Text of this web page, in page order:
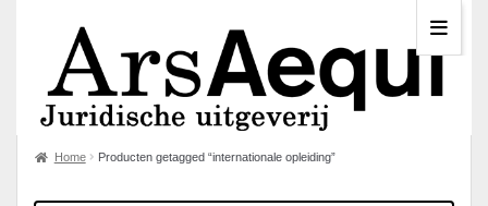
Home Producten getagged “internationale opleiding”